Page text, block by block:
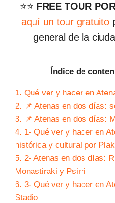
⭐⭐ FREE TOUR
aquí un tour gratuito
general de la
Índice de
1. Qué ver y hacer en
2. 📌 Atenas en dos días:
3. 📌 Atenas en dos días:
4. 1- Qué ver y hacer en
histórica y cultural por
5. 2- Atenas en dos días:
Monastiraki y Psirri
6. 3- Qué ver y hacer en
Stadio